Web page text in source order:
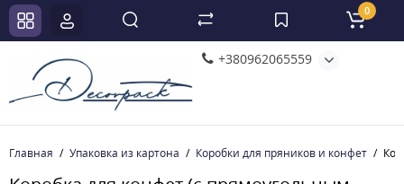
+380962065559
0
Главная Упаковка из картона Коробки для пряников и конфет